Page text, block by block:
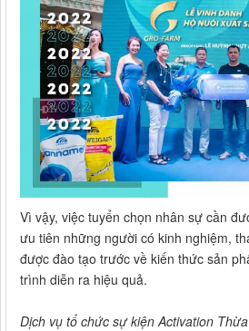
Vì vậy, việc tuyển chọn nhân sự cần
ưu tiên những người có kinh nghiệm,
được đào tạo trước về kiến thức sản
trình diễn ra hiệu quả.
Dịch vụ tổ chức sự kiện Activation